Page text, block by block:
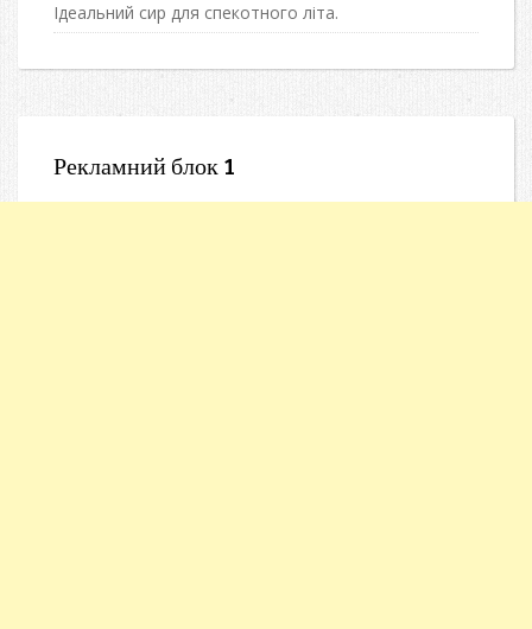
Ідеальний сир для спекотного літа.
Рекламний блок 1